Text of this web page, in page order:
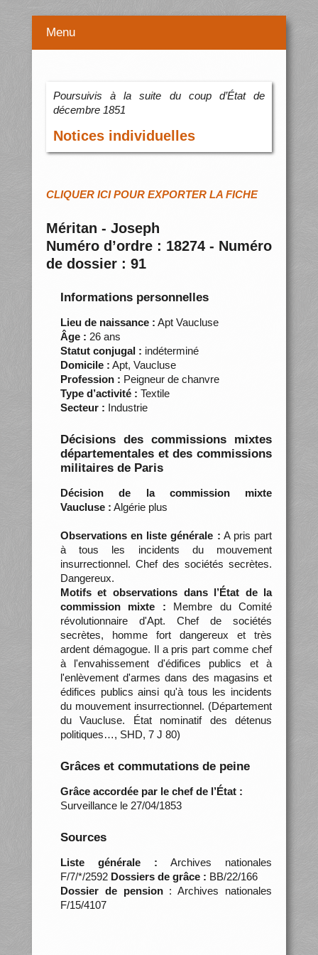
Menu
Poursuivis à la suite du coup d’État de
décembre 1851
Notices individuelles
CLIQUER ICI POUR EXPORTER LA FICHE
Méritan - Joseph
Numéro d’ordre : 18274 - Numéro
de dossier : 91
Informations personnelles
Lieu de naissance : Apt Vaucluse
Âge : 26 ans
Statut conjugal : indéterminé
Domicile : Apt, Vaucluse
Profession : Peigneur de chanvre
Type d’activité : Textile
Secteur : Industrie
Décisions des commissions mixtes
départementales et des commissions
militaires de Paris
Décision de la commission mixte
Vaucluse : Algérie plus
Observations en liste générale : A pris part
à tous les incidents du mouvement
insurrectionnel. Chef des sociétés secrètes.
Dangereux.
Motifs et observations dans l’État de la
commission mixte : Membre du Comité
révolutionnaire d'Apt. Chef de sociétés
secrètes, homme fort dangereux et très
ardent démagogue. Il a pris part comme chef
à l'envahissement d'édifices publics et à
l'enlèvement d'armes dans des magasins et
édifices publics ainsi qu'à tous les incidents
du mouvement insurrectionnel. (Département
du Vaucluse. État nominatif des détenus
politiques…, SHD, 7 J 80)
Grâces et commutations de peine
Grâce accordée par le chef de l’État :
Surveillance le 27/04/1853
Sources
Liste générale : Archives nationales
F/7/*/2592 Dossiers de grâce : BB/22/166
Dossier de pension: Archives nationales
F/15/4107